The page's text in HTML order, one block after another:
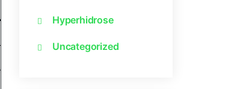
Hyperhidrose
Uncategorized